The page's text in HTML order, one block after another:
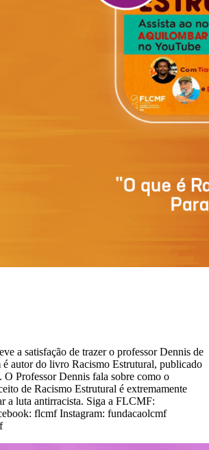
a satisfação de trazer o professor Dennis de
autor do livro Racismo Estrutural, publicado
O Professor Dennis fala sobre como o
de Racismo Estrutural é extremamente
a luta antirracista. Siga a FLCMF:
flcmf Instagram: fundacaolcmf